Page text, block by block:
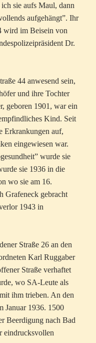
sie aufs Maul, dann
aufgehängt”. Ihr
wird im Beisein von
Dr.
44 anwesend sein,
und ihre Tochter
geboren 1901, war ein
Kind. Seit
Erkrankungen auf,
eingewiesen war.
wurde sie
sie 1936 in die
wo sie am 16.
Grafeneck gebracht
1943 in
Straße 26 an den
Karl Ruggaber
Straße verhaftet
wo SA-Leute als
ihm trieben. An den
Januar 1936. 1500
Beerdigung nach Bad
eindrucksvollen